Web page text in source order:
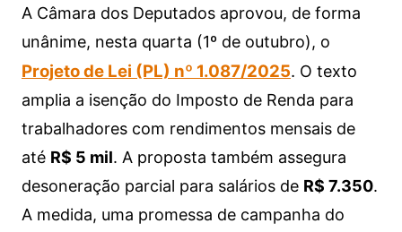
at
s
A
p
p
c
e
b
o
o
k
itt
er
p
y
Li
n
k
ar
e
A Câmara dos Deputados aprovou, de forma
unânime, nesta quarta (1º de outubro), o
Projeto de Lei (PL) nº 1.087/2025. O texto
amplia a isenção do Imposto de Renda para
trabalhadores com rendimentos mensais de
até R$ 5 mil. A proposta também assegura
desoneração parcial para salários de R$ 7.350.
A medida, uma promessa de campanha do